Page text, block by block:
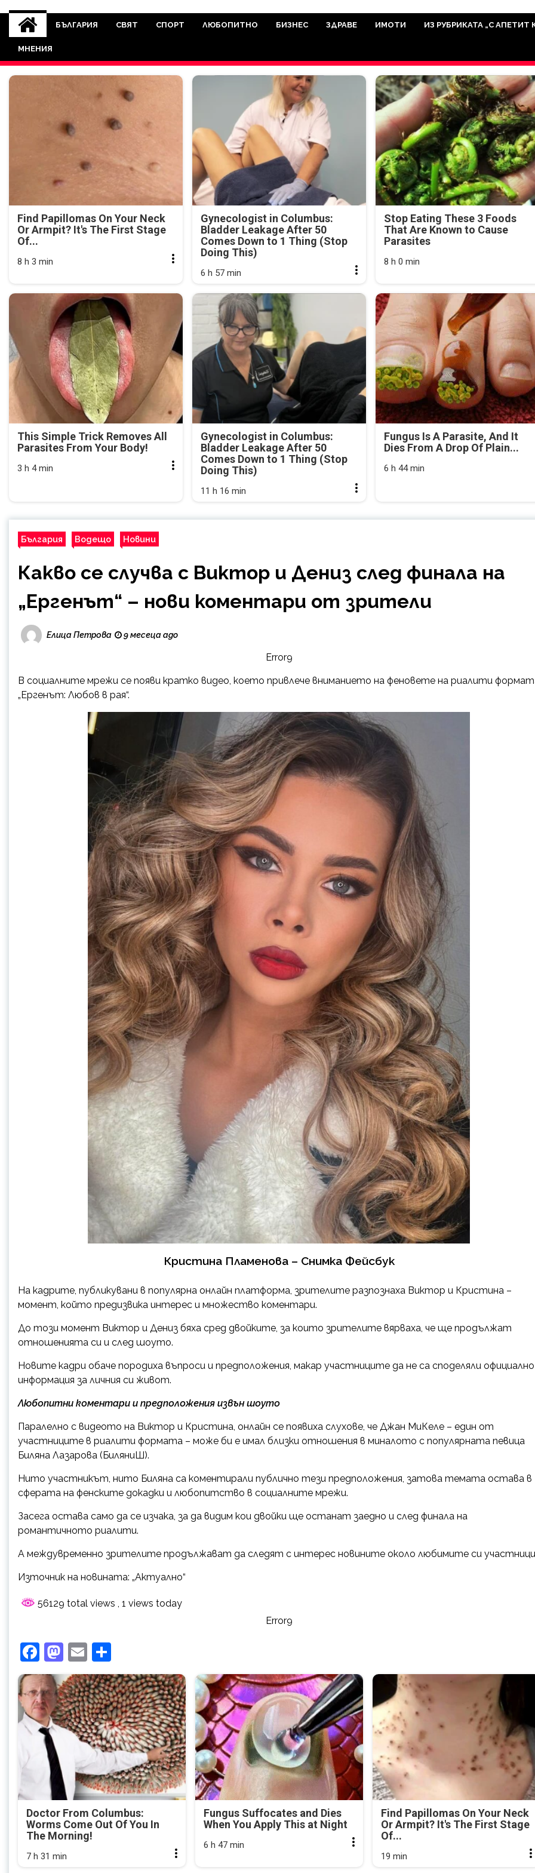
novinite-dnesbg.eu
Novinite-dnesbg.eu е медия, която има мисията да отразява всичко
Света. Новините, които се публикуват на нашия сайт са от
между медията и читателската аудитория, затова държим на
БЪЛГАРИЯ СВЯТ СПОРТ ЛЮБОПИТНО БИЗНЕС ЗДРАВЕ ИМОТИ ИЗ РУБРИКАТА „С АПЕТИТ
МНЕНИЯ
Find Papillomas On Your Neck
Or Armpit? It's The First Stage
Of...
8 h 3 min
Gynecologist in Columbus:
Bladder Leakage After 50
Comes Down to 1 Thing (Stop
Doing This)
6 h 57 min
Stop Eating These 3 Foods
That Are Known to Cause
Parasites
8 h 0 min
This Simple Trick Removes All
Parasites From Your Body!
3 h 4 min
Gynecologist in Columbus:
Bladder Leakage After 50
Comes Down to 1 Thing (Stop
Doing This)
11 h 16 min
Fungus Is A Parasite, And It
Dies From A Drop Of Plain...
6 h 44 min
България Водещо Новини
Какво се случва с Виктор и Дениз след финала на
„Ергенът“ – нови коментари от зрители
Елица Петрова 9 месеца ago
Error9
В социалните мрежи се появи кратко видео, което привлече вниманието на феновете на риалити
„Ергенът: Любов в рая“.
Кристина Пламенова – Снимка Фейсбук
На кадрите, публикувани в популярна онлайн платформа, зрителите разпознаха Виктор и Кристина –
момент, който предизвика интерес и множество коментари.
До този момент Виктор и Дениз бяха сред двойките, за които зрителите вярваха, че ще продължат
отношенията си и след шоуто.
Новите кадри обаче породиха въпроси и предположения, макар участниците да не са споделяли официално
информация за личния си живот.
Любопитни коментари и предположения извън шоуто
Паралелно с видеото на Виктор и Кристина, онлайн се появиха слухове, че Джан МиКеле – един от
участниците в риалити формата – може би е имал близки отношения в миналото с популярната певица
Биляна Лазарова (БиляниШ).
Нито участникът, нито Биляна са коментирали публично тези предположения, затова темата остава в
сферата на фенските докадки и любопитство в социалните мрежи.
Засега остава само да се изчака, за да видим кои двойки ще останат заедно и след финала на
романтичното риалити.
А междувременно зрителите продължават да следят с интерес новините около любимите си
Източник на новината: „Актуално“
56129 total views
, 1 views today
Error9
Facebook
Mastodon
Email
Doctor From Columbus:
Worms Come Out Of You In
The Morning!
7 h 31 min
Fungus Suffocates and Dies
When You Apply This at Night
6 h 47 min
Find Papillomas On Your Neck
Or Armpit? It's The First Stage
Of...
19 min